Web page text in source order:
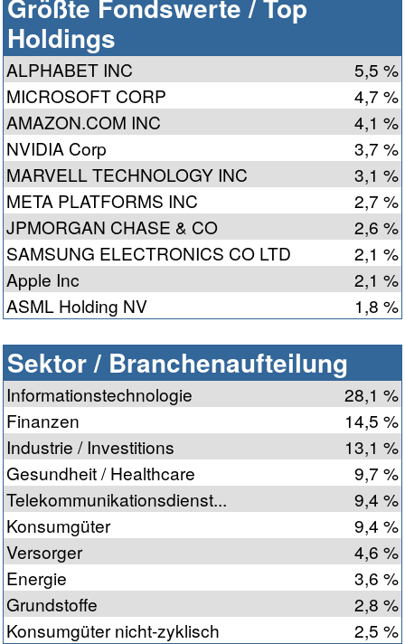
Größte Fondswerte / Top
Holdings
ALPHABET INC
5,5 %
MICROSOFT CORP
4,7 %
AMAZON.COM INC
4,1 %
NVIDIA Corp
3,7 %
MARVELL TECHNOLOGY INC
3,1 %
META PLATFORMS INC
2,7 %
JPMORGAN CHASE & CO
2,6 %
SAMSUNG ELECTRONICS CO LTD
2,1 %
Apple Inc
2,1 %
ASML Holding NV
1,8 %
Sektor / Branchenaufteilung
Informationstechnologie
28,1 %
Finanzen
14,5 %
Industrie / Investitions
13,1 %
Gesundheit / Healthcare
9,7 %
Telekommunikationsdienst...
9,4 %
Konsumgüter
9,4 %
Versorger
4,6 %
Energie
3,6 %
Grundstoffe
2,8 %
Konsumgüter nicht-zyklisch
2,5 %